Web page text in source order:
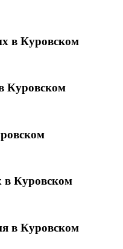
в Куровском
Куровском
в Куровском
в Куровском